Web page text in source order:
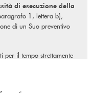
di esecuzione della
1, lettera b),
di un Suo preventivo
il tempo strettamente